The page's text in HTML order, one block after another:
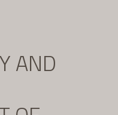
AND